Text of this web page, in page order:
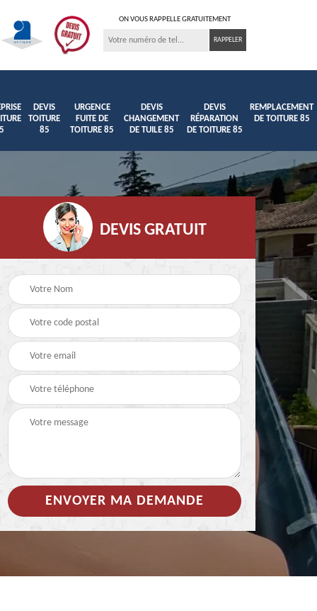
ON VOUS RAPPELLE GRATUITEMENT
DEVIS
TOITURE
85
URGENCE
FUITE DE
TOITURE 85
DEVIS
CHANGEMENT
DE TUILE 85
DEVIS
RÉPARATION
DE TOITURE 85
REMPLACEMENT
DE TOITURE 85
Hydrofuge coloré pour
toiture 85
Démoussage
nettoyage de tuile 85
DEVIS GRATUIT